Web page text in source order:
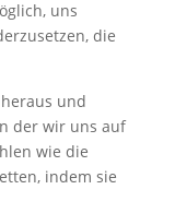
uns
die
und
der wir uns auf
wie die
indem sie